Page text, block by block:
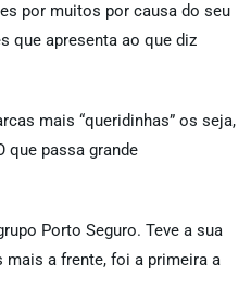
por muitos por causa do seu
que apresenta ao que diz
mais “queridinhas” os seja,
que passa grande
Porto Seguro. Teve a sua
mais a frente, foi a primeira a